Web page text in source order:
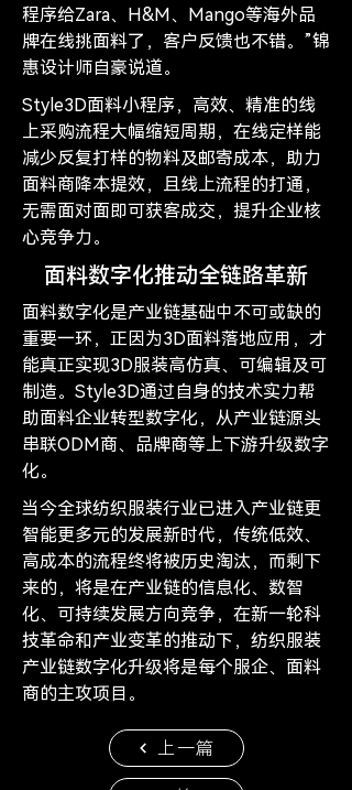
程序给Zara、H&M、Mango等海外品
牌在线挑面料了，客户反馈也不错。”锦
惠设计师自豪说道。
Style3D面料小程序，高效、精准的线
上采购流程大幅缩短周期，在线定样能
减少反复打样的物料及邮寄成本，助力
面料商降本提效，且线上流程的打通，
无需面对面即可获客成交，提升企业核
心竞争力。
面料数字化推动全链路革新
面料数字化是产业链基础中不可或缺的
重要一环，正因为3D面料落地应用，才
能真正实现3D服装高仿真、可编辑及可
制造。Style3D通过自身的技术实力帮
助面料企业转型数字化，从产业链源头
串联ODM商、品牌商等上下游升级数字
化。
当今全球纺织服装行业已进入产业链更
智能更多元的发展新时代，传统低效、
高成本的流程终将被历史淘汰，而剩下
来的，将是在产业链的信息化、数智
化、可持续发展方向竞争，在新一轮科
技革命和产业变革的推动下，纺织服装
产业链数字化升级将是每个服企、面料
商的主攻项目。
上一篇